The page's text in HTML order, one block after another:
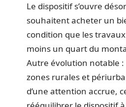
Le dispositif s’ouvre
souhaitent acheter un
condition que les
moins un quart du
Autre évolution notable
zones rurales et
d’une attention accrue,